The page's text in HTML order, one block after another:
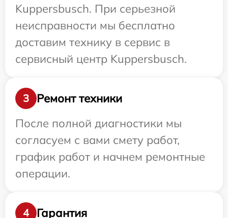
Kuppersbusch. При серьезной
неисправности мы бесплатно
доставим технику в сервис в
сервисный центр Kuppersbusch.
3
Ремонт техники
После полной диагностики мы
согласуем с вами смету работ,
график работ и начнем ремонтные
операции.
4 Гарантия